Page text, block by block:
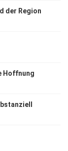
der Region
Hoffnung